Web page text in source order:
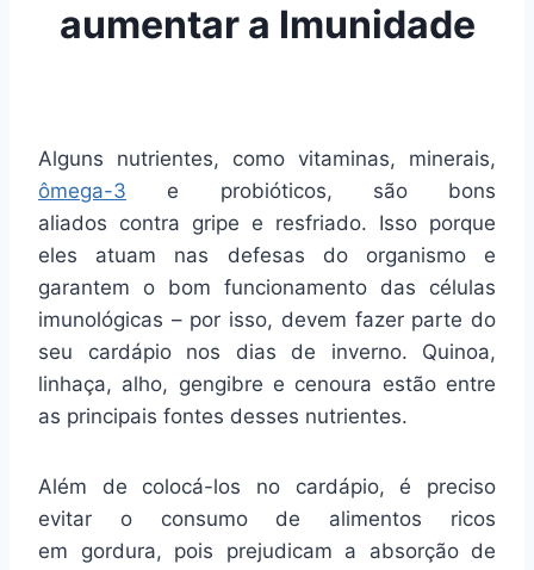
aumentar a Imunidade
Alguns nutrientes, como vitaminas, minerais,
ômega-3 e probióticos, são bons
aliados contra gripe e resfriado. Isso porque
eles atuam nas defesas do organismo e
garantem o bom funcionamento das células
imunológicas – por isso, devem fazer parte do
seu cardápio nos dias de inverno. Quinoa,
linhaça, alho, gengibre e cenoura estão entre
as principais fontes desses nutrientes.
Além de colocá-los no cardápio, é preciso
evitar o consumo de alimentos ricos
em gordura, pois prejudicam a absorção de